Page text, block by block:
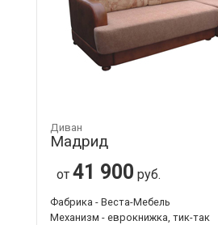
Диван
Мадрид
от 41 900 руб.
Фабрика - Веста-Мебель
Механизм - еврокнижка, тик-так